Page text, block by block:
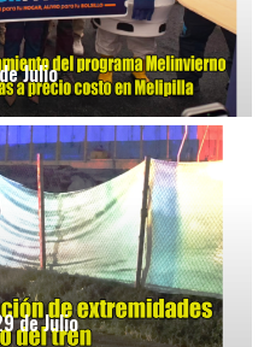
Julio
de Julio